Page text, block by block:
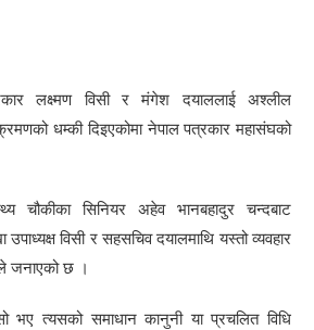
लक्ष्मण विसी र मंगेश दयाललाई अश्लील
धम्की दिइएकोमा नेपाल पत्रकार महासंघको
चौकीका सिनियर अहेव भानबहादुर चन्दबाट
विसी र सहसचिव दयालमाथि यस्तो व्यवहार
जनाएको छ ।
भए त्यसको समाधान कानुनी या प्रचलित विधि